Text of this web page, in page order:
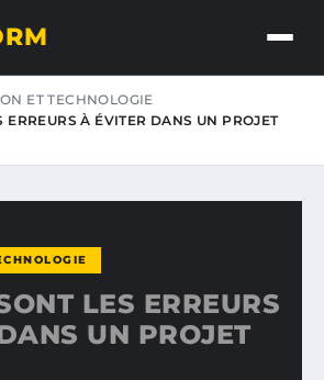
ET TECHNOLOGIE
ERREURS À ÉVITER DANS UN PROJET
LES ERREURS
UN PROJET